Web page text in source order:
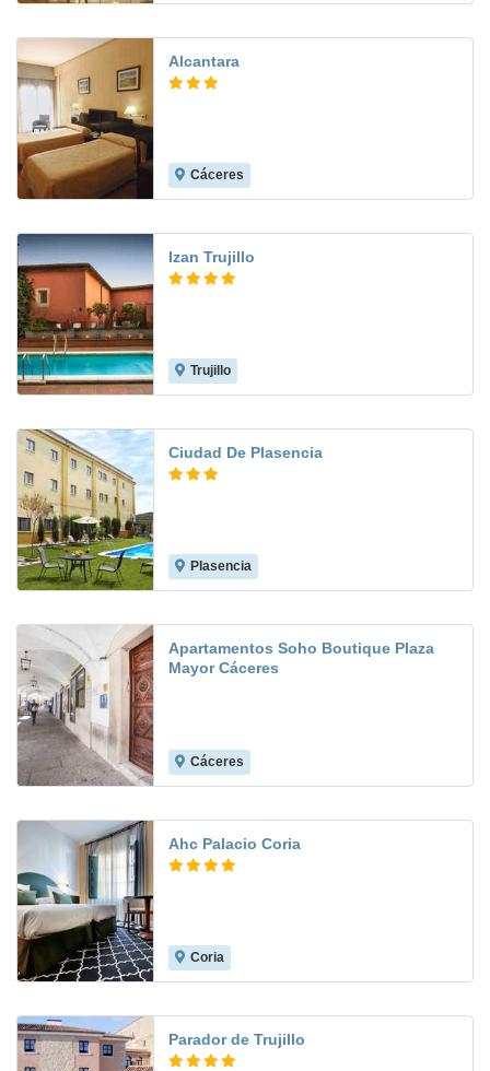
Alcantara
Cáceres
Izan Trujillo
Trujillo
Ciudad De Plasencia
Plasencia
Apartamentos Soho Boutique Plaza
Mayor Cáceres
Cáceres
Ahc Palacio Coria
Coria
Parador de Trujillo